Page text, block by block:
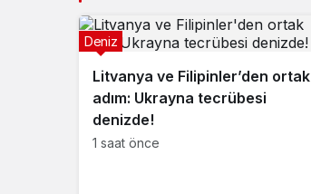
Litvanya ve Filipinler’den ortak
adım: Ukrayna tecrübesi
denizde!
Deniz
1 saat önce